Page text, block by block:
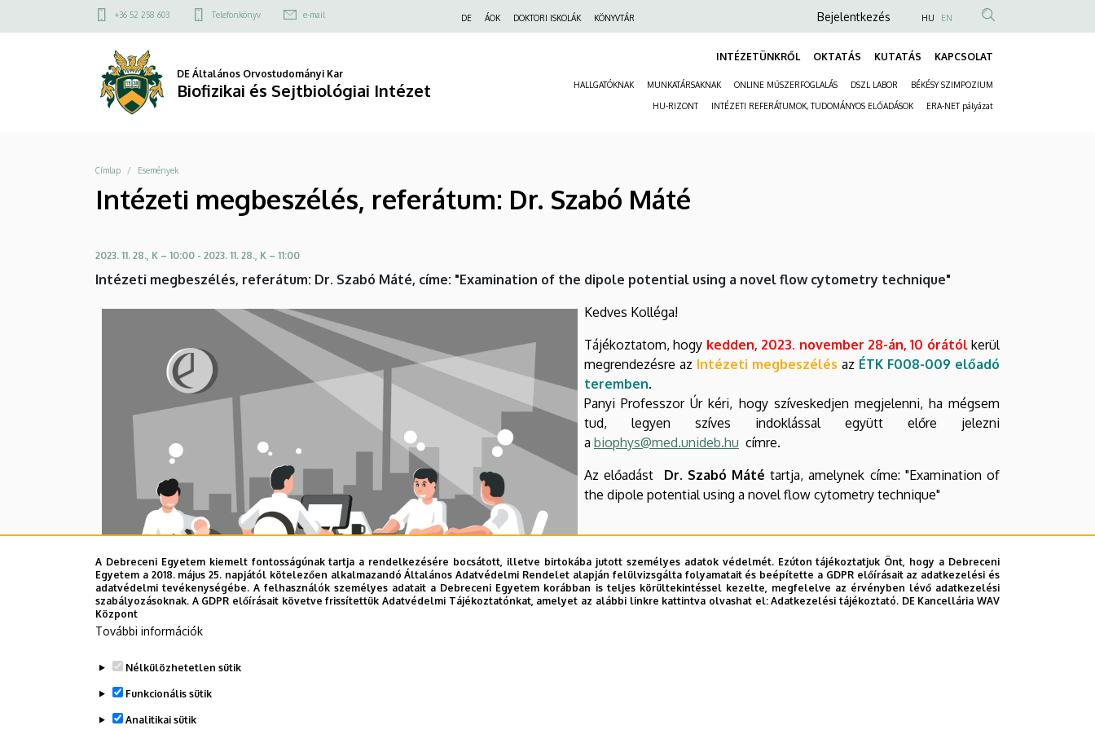
megbeszélés,
referátum:
Biofizikai
Sejtbiológiai
a
Felső
menü
+36 52 258 603 Telefonkönyv e-mail DE ÁOK DOKTORI ISKOLÁK KÖNYVTÁR
Anonim
fiók
menüje
Bejelentkezés HU EN
DE Általános Orvostudományi Kar
Biofizikai és Sejtbiológiai Intézet
INTÉZETÜNKRŐL OKTATÁS KUTATÁS KAPCSOLAT
HALLGATÓKNAK MUNKATÁRSAKNAK ONLINE MŰSZERFOGLALÁS DSZL LABOR BÉKÉSY SZIMPOZIUM
HU-RIZONT INTÉZETI REFERÁTUMOK, TUDOMÁNYOS ELŐADÁSOK ERA-NET pályázat
Morzsa
Címlap Események
Intézeti megbeszélés, referátum: Dr. Szabó Máté
2023. 11. 28., K – 10:00 - 2023. 11. 28., K – 11:00
Intézeti megbeszélés, referátum: Dr. Szabó Máté, címe: "Examination of the dipole potential using a novel flow cytometry technique"
Kedves Kolléga!
​​​​​​Tájékoztatom, hogy kedden, 2023. november 28-án, 10 órátólkerül
megrendezésre az Intézeti megbeszélés az ÉTK F008-009 előadó
teremben.
Panyi Professzor Úr kéri, hogy szíveskedjen megjelenni, ha mégsem
tud, legyen szíves indoklással együtt előre jelezni
a biophys@med.unideb.hu címre.
Az előadást Dr. Szabó Máté tartja, amelynek címe: "Examination of
the dipole potential using a novel flow cytometry technique"
Legutóbbi frissítés: 2023. 11. 24. 09:50
A Debreceni Egyetem kiemelt fontosságúnak tartja a rendelkezésére bocsátott, illetve birtokába jutott személyes adatok védelmét. Ezúton tájékoztatjuk Önt, hogy a Debreceni
Egyetem a 2018. május 25. napjától kötelezően alkalmazandó Általános Adatvédelmi Rendelet alapján felülvizsgálta folyamatait és beépítette a GDPR előírásait az adatkezelési és
adatvédelmi tevékenységébe. A felhasználók személyes adatait a Debreceni Egyetem korábban is teljes körültekintéssel kezelte, megfelelve az érvényben lévő adatkezelési
szabályozásoknak. A GDPR előírásait követve frissítettük Adatvédelmi Tájékoztatónkat, amelyet az alábbi linkre kattintva olvashat el:Adatkezelési tájékoztató. DE Kancellária WAV
Központ
További információk
Nélkülözhetetlen sütik
Funkcionális sütik
Analitikai sütik